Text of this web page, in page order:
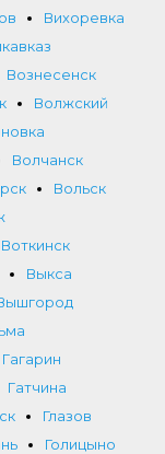
Вихоревка
Вознесенск
Волжский
Волчанск
Вольск
Воткинск
Выкса
Гагарин
Гатчина
Глазов
Голицыно